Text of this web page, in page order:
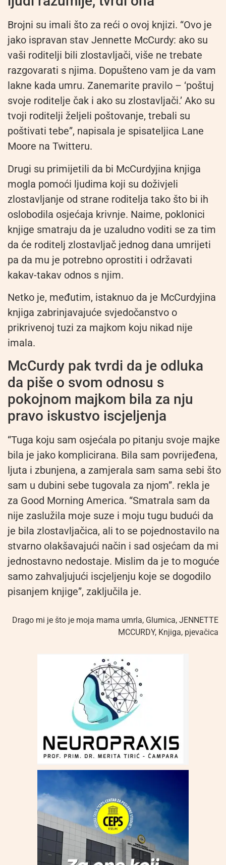
Brojni su imali što za reći o ovoj knjizi. “Ovo je
jako ispravan stav Jennette McCurdy: ako su
vaši roditelji bili zlostavljači, više ne trebate
razgovarati s njima. Dopušteno vam je da vam
lakne kada umru. Zanemarite pravilo – ‘poštuj
svoje roditelje čak i ako su zlostavljači.’ Ako su
tvoji roditelji željeli poštovanje, trebali su
poštivati tebe”, napisala je spisateljica Lane
Moore na Twitteru.
Drugi su primijetili da bi McCurdyjina knjiga
mogla pomoći ljudima koji su doživjeli
zlostavljanje od strane roditelja tako što bi ih
oslobodila osjećaja krivnje. Naime, poklonici
knjige smatraju da je uzaludno voditi se za tim
da će roditelj zlostavljač jednog dana umrijeti
pa da mu je potrebno oprostiti i održavati
kakav-takav odnos s njim.
Netko je, međutim, istaknuo da je McCurdyjina
knjiga zabrinjavajuće svjedočanstvo o
prikrivenoj tuzi za majkom koju nikad nije
imala.
McCurdy pak tvrdi da je odluka
da piše o svom odnosu s
pokojnom majkom bila za nju
pravo iskustvo iscjeljenja
“Tuga koju sam osjećala po pitanju svoje majke
bila je jako komplicirana. Bila sam povrijeđena,
ljuta i zbunjena, a zamjerala sam sama sebi što
sam u dubini sebe tugovala za njom”. rekla je
za Good Morning America. “Smatrala sam da
nije zaslužila moje suze i moju tugu budući da
je bila zlostavljačica, ali to se pojednostavilo na
stvarno olakšavajući način i sad osjećam da mi
jednostavno nedostaje. Mislim da je to moguće
samo zahvaljujući iscjeljenju koje se dogodilo
pisanjem knjige”, zaključila je.
Drago mi je što je moja mama umrla, Glumica, JENNETTE
MCCURDY, Knjiga, pjevačica